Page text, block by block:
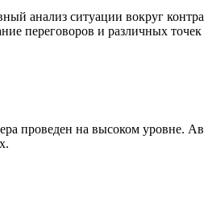
анализ ситуации вокруг
переговоров и различных
проведен на высоком уровне.